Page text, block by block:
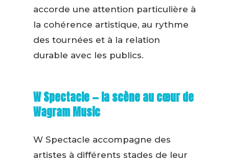
accorde une attention particulière à
la cohérence artistique, au rythme
des tournées et à la relation
durable avec les publics.
W Spectacle — la scène au cœur de
Wagram Music
W Spectacle accompagne des
artistes à différents stades de leur